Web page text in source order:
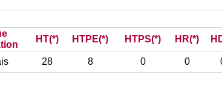
HT(*) HTPE(*) HTPS(*) HR(*)
28 8 0 0